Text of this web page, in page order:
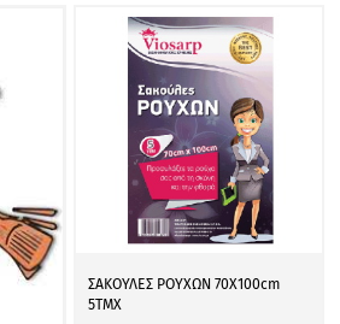
ΣΑΚΟΥΛΕΣ ΡΟΥΧΩΝ 70Χ100cm
5ΤΜΧ